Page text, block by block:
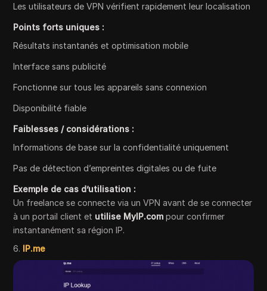
Les utilisateurs de VPN vérifient rapidement leur localisation
Points forts uniques :
Résultats instantanés et optimisation mobile
Interface sans publicité
Fonctionne sur tous les appareils sans connexion
Disponibilité fiable
Faiblesses / considérations :
Informations de base sur la confidentialité uniquement
Pas de détection d’empreintes digitales ou de fuite
Exemple de cas d’utilisation :
Un freelance se connecte via un VPN avant de se connecter
à un portail client et utilise MyIP.com pour confirmer
instantanément sa région IP.
6. IP.me